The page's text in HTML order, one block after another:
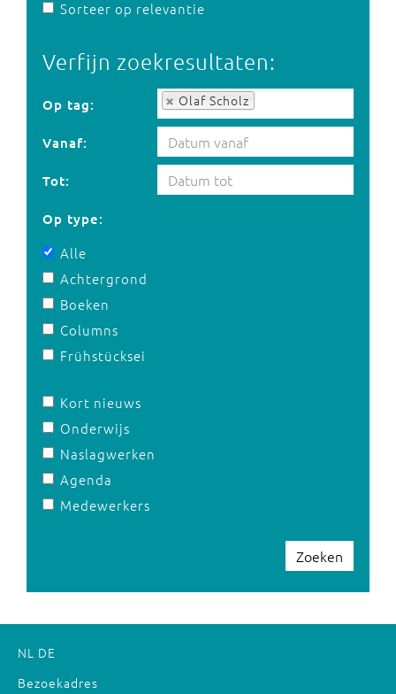
Sorteer op relevantie
Verfijn zoekresultaten:
Op tag: Olaf Scholz
Op tag:
Vanaf:
Tot:
Op type:
Alle
Achtergrond
Boeken
Columns
Frühstücksei
Kort nieuws
Onderwijs
Naslagwerken
Agenda
Medewerkers
Zoeken
NL DE
Bezoekadres